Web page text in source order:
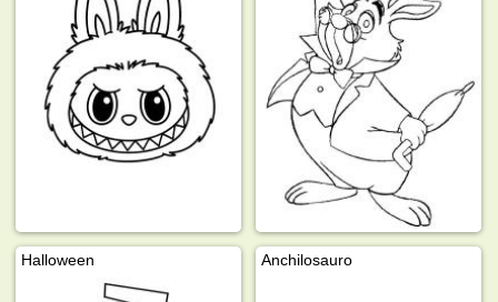
Halloween Anchilosauro